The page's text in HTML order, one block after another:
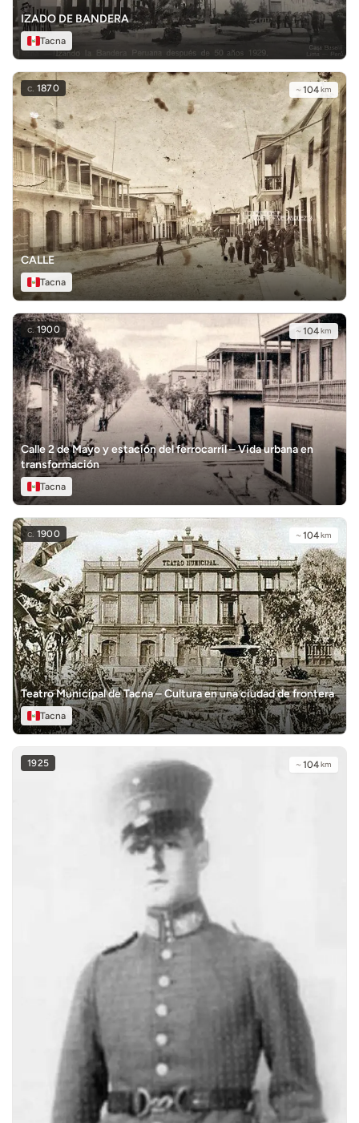
IZADO DE BANDERA
Tacna
c. 1870 ~ 104km
CALLE
Tacna
c. 1900 ~ 104km
Calle 2 de Mayo y estación del ferrocarril – Vida urbana en
transformación
Tacna
c. 1900 ~ 104km
Teatro Municipal de Tacna – Cultura en una ciudad de frontera
Tacna
1925 ~ 104km